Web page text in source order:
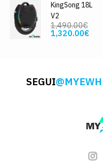
KingSong 18L
V2
1,490.00€
1,320.00€
SEGUI